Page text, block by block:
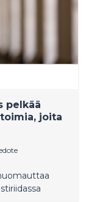
pelkää
joita